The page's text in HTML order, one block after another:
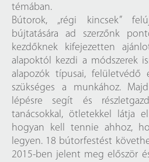
témában.
Bútorok, „régi kincsek”
bújtatására ad szerzőnk
kezdőknek kifejezetten
alapoktól kezdi a módszerek
alapozók típusai, felületvédő
szükséges a munkához.
lépésre segít és
tanácsokkal, ötletekkel látja
hogyan kell tennie ahhoz,
legyen. 18 bútorfestést
2015-ben jelent meg először